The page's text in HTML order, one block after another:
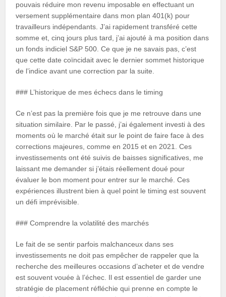
pouvais réduire mon revenu imposable en effectuant un
versement supplémentaire dans mon plan 401(k) pour
travailleurs indépendants. J’ai rapidement transféré cette
somme et, cinq jours plus tard, j’ai ajouté à ma position dans
un fonds indiciel S&P 500. Ce que je ne savais pas, c’est
que cette date coïncidait avec le dernier sommet historique
de l’indice avant une correction par la suite.
### L’historique de mes échecs dans le timing
Ce n’est pas la première fois que je me retrouve dans une
situation similaire. Par le passé, j’ai également investi à des
moments où le marché était sur le point de faire face à des
corrections majeures, comme en 2015 et en 2021. Ces
investissements ont été suivis de baisses significatives, me
laissant me demander si j’étais réellement doué pour
évaluer le bon moment pour entrer sur le marché. Ces
expériences illustrent bien à quel point le timing est souvent
un défi imprévisible.
### Comprendre la volatilité des marchés
Le fait de se sentir parfois malchanceux dans ses
investissements ne doit pas empêcher de rappeler que la
recherche des meilleures occasions d’acheter et de vendre
est souvent vouée à l’échec. Il est essentiel de garder une
stratégie de placement réfléchie qui prenne en compte le